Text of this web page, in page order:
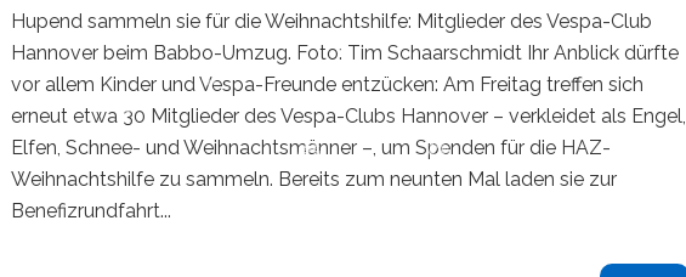
Hupend sammeln sie für die Weihnachtshilfe: Mitglieder des Vespa-Club
Hannover beim Babbo-Umzug. Foto: Tim Schaarschmidt Ihr Anblick dürfte
vor allem Kinder und Vespa-Freunde entzücken: Am Freitag treffen sich
erneut etwa 30 Mitglieder des Vespa-Clubs Hannover – verkleidet als Engel,
Elfen, Schnee- und Weihnachtsmänner –, um Spenden für die HAZ-
Weihnachtshilfe zu sammeln. Bereits zum neunten Mal laden sie zur
Benefizrundfahrt...